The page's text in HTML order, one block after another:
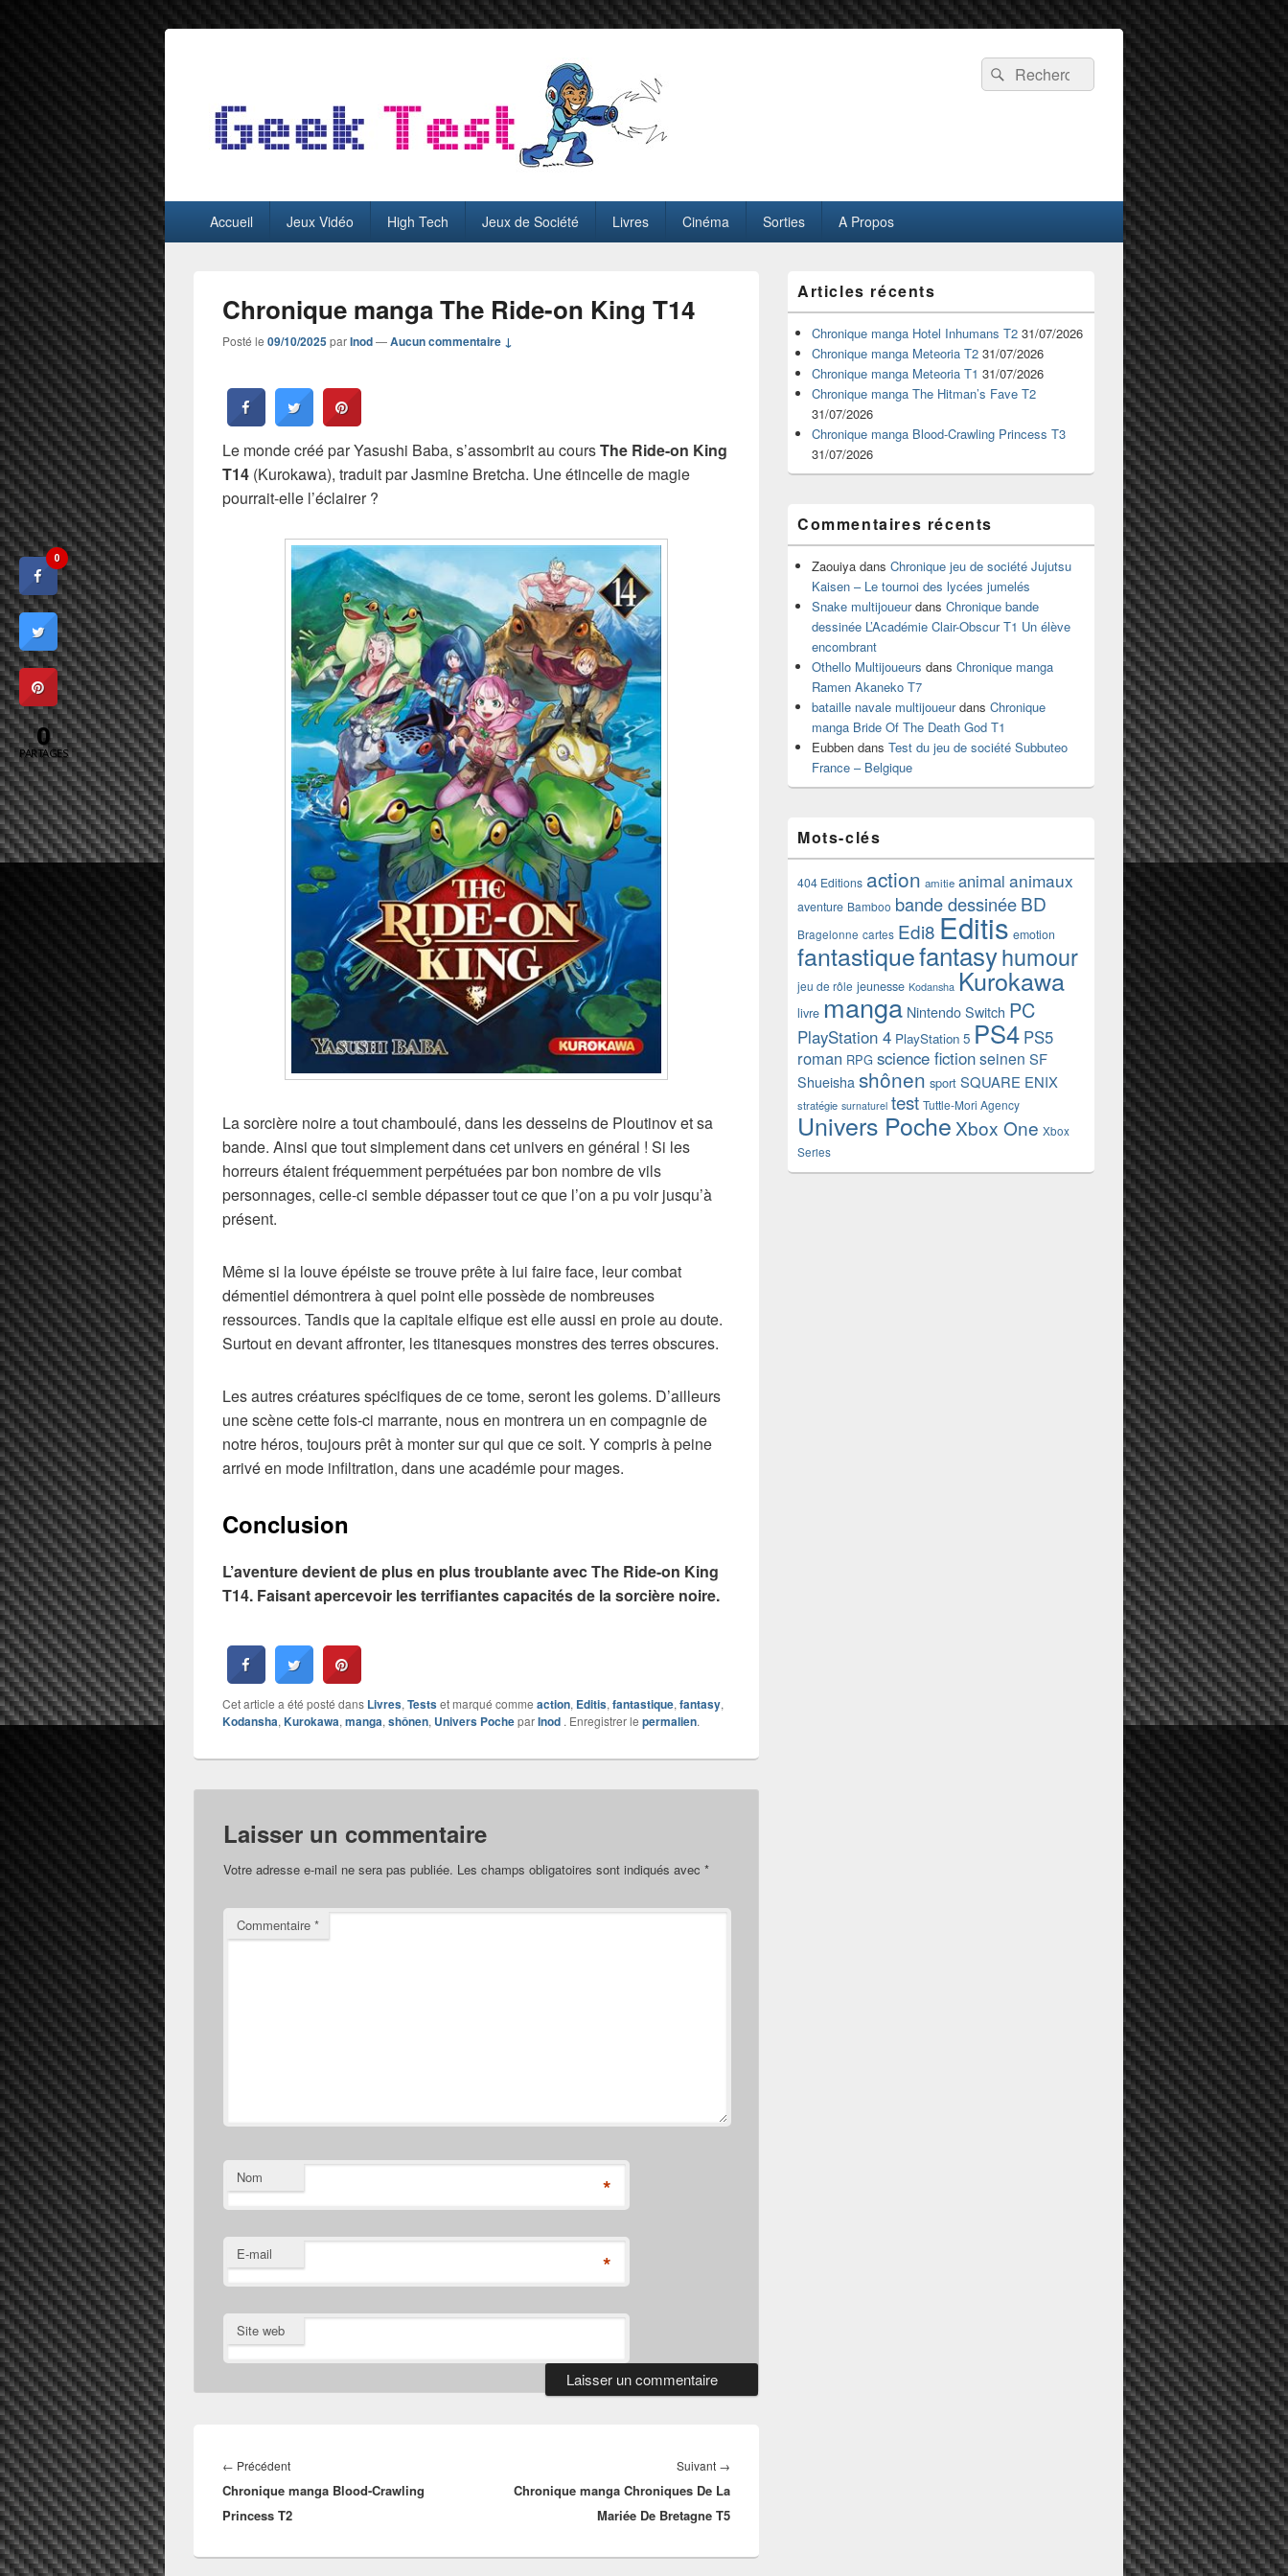
GeekTest
Recherche :
Rechercher
principalAccueil Jeux Vidéo High Tech Jeux de Société Livres Cinéma Sorties A Propos
Chronique manga The Ride-on King T14
Posté le 09/10/2025parInod—Aucun commentaire ↓
Le monde créé par Yasushi Baba, s’assombrit au coursThe Ride-on King
T14 (Kurokawa), traduit par Jasmine Bretcha. Une étincelle de magie
pourrait-elle l’éclairer ?
La sorcière noire a tout chamboulé, dans les desseins de Ploutinov et sa
bande. Ainsi que tout simplement dans cet univers en général ! Si les
horreurs étaient fréquemment perpétuées par bon nombre de vils
personnages, celle-ci semble dépasser tout ce que l’on a pu voir jusqu’à
présent.
Même si la louve épéiste se trouve prête à lui faire face, leur combat
démentiel démontrera à quel point elle possède de nombreuses
ressources. Tandis que la capitale elfique est elle aussi en proie au doute.
Surtout en devant affronter, les titanesques monstres des terres obscures.
Les autres créatures spécifiques de ce tome, seront les golems. D’ailleurs
une scène cette fois-ci marrante, nous en montrera un en compagnie de
notre héros, toujours prêt à monter sur qui que ce soit. Y compris à peine
arrivé en mode infiltration, dans une académie pour mages.
Conclusion
L’aventure devient de plus en plus troublante avec The Ride-on King
T14. Faisant apercevoir les terrifiantes capacités de la sorcière noire.
Cet article a été posté dans Livres, Testset marqué comme action, Editis, fantastique, fantasy,
Kodansha, Kurokawa, manga, shônen, Univers PocheparInod . Enregistrer le permalien.
Laisser un commentaire
Votre adresse e-mail ne sera pas publiée. Les champs obligatoires sont indiqués avec *
Commentaire *
Nom *
E-mail *
Site web
de
l’article
← PrécédentArticle
précédent :
Chronique manga Blood-Crawling
Princess T2
Suivant →
suivant :
Chronique manga Chroniques De La
Mariée De Bretagne T5
principale
de
widget
pour
barre
latérale
Articles récents
Chronique manga Hotel Inhumans T2 31/07/2026
Chronique manga Meteoria T2 31/07/2026
Chronique manga Meteoria T1 31/07/2026
Chronique manga The Hitman’s Fave T2
31/07/2026
Chronique manga Blood-Crawling Princess T3
31/07/2026
Commentaires récents
Zaouiya dans Chronique jeu de société Jujutsu
Kaisen – Le tournoi des lycées jumelés
Snake multijoueurdans Chronique bande
dessinée L’Académie Clair-Obscur T1 Un élève
encombrant
Othello Multijoueurs dans Chronique manga
Ramen Akaneko T7
bataille navale multijoueurdans Chronique
manga Bride Of The Death God T1
Eubben dans Test du jeu de société Subbuteo
France – Belgique
Mots-clés
404 Editions action amitie animal animaux
aventure Bamboo bande dessinéeBD
Bragelonne cartes Edi8 Editis emotion
fantastiquefantasyhumour
jeu de rôle jeunesse Kodansha Kurokawa
livre manga Nintendo Switch PC
PlayStation 4 PlayStation 5 PS4 PS5
roman RPG science fictionseinen SF
Shueisha shônen sport SQUARE ENIX
stratégie surnaturel test Tuttle-Mori Agency
Univers Poche Xbox One Xbox
Series
0
0
PARTAGES